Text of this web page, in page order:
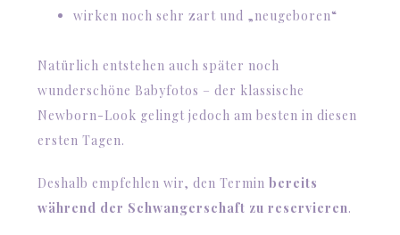
wirken noch sehr zart und „neugeboren“
Natürlich entstehen auch später noch
wunderschöne Babyfotos – der klassische
Newborn-Look gelingt jedoch am besten in diesen
ersten Tagen.
Deshalb empfehlen wir, den Terminbereits
während der Schwangerschaft zu reservieren.